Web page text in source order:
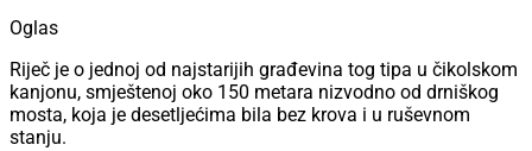
Oglas
Riječ je o jednoj od najstarijih građevina tog tipa u čikolskom
kanjonu, smještenoj oko 150 metara nizvodno od drniškog
mosta, koja je desetljećima bila bez krova i u ruševnom
stanju.